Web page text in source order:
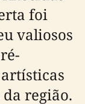
foi
valiosos
região.